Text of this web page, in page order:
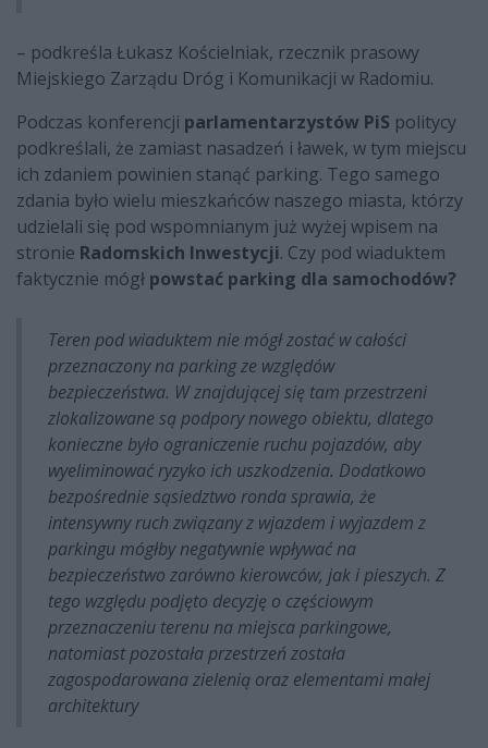
– podkreśla Łukasz Kościelniak, rzecznik prasowy
Miejskiego Zarządu Dróg i Komunikacji w Radomiu.
Podczas konferencji parlamentarzystów PiS politycy
podkreślali, że zamiast nasadzeń i ławek, w tym miejscu
ich zdaniem powinien stanąć parking. Tego samego
zdania było wielu mieszkańców naszego miasta, którzy
udzielali się pod wspomnianym już wyżej wpisem na
stronie Radomskich Inwestycji. Czy pod wiaduktem
faktycznie mógł powstać parking dla samochodów?
Teren pod wiaduktem nie mógł zostać w całości
przeznaczony na parking ze względów
bezpieczeństwa. W znajdującej się tam przestrzeni
zlokalizowane są podpory nowego obiektu, dlatego
konieczne było ograniczenie ruchu pojazdów, aby
wyeliminować ryzyko ich uszkodzenia. Dodatkowo
bezpośrednie sąsiedztwo ronda sprawia, że
intensywny ruch związany z wjazdem i wyjazdem z
parkingu mógłby negatywnie wpływać na
bezpieczeństwo zarówno kierowców, jak i pieszych. Z
tego względu podjęto decyzję o częściowym
przeznaczeniu terenu na miejsca parkingowe,
natomiast pozostała przestrzeń została
zagospodarowana zielenią oraz elementami małej
architektury